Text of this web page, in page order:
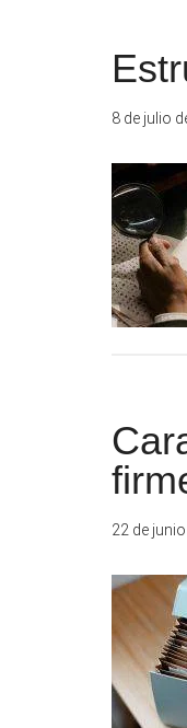
8 de julio
22 de